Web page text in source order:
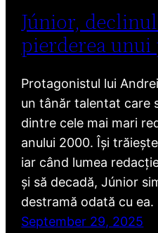
Júnior,
pierderea unui
Protagonistul lui
un tânăr talentat care
dintre cele mai mari
anului 2000. Își
iar când lumea
și să decadă, Júnior
destramă odată cu ea.
September 29, 2025